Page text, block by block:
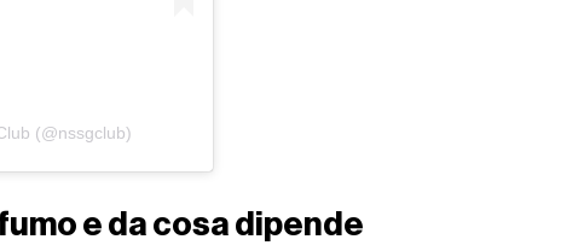
(@nssgclub)
e da cosa dipende